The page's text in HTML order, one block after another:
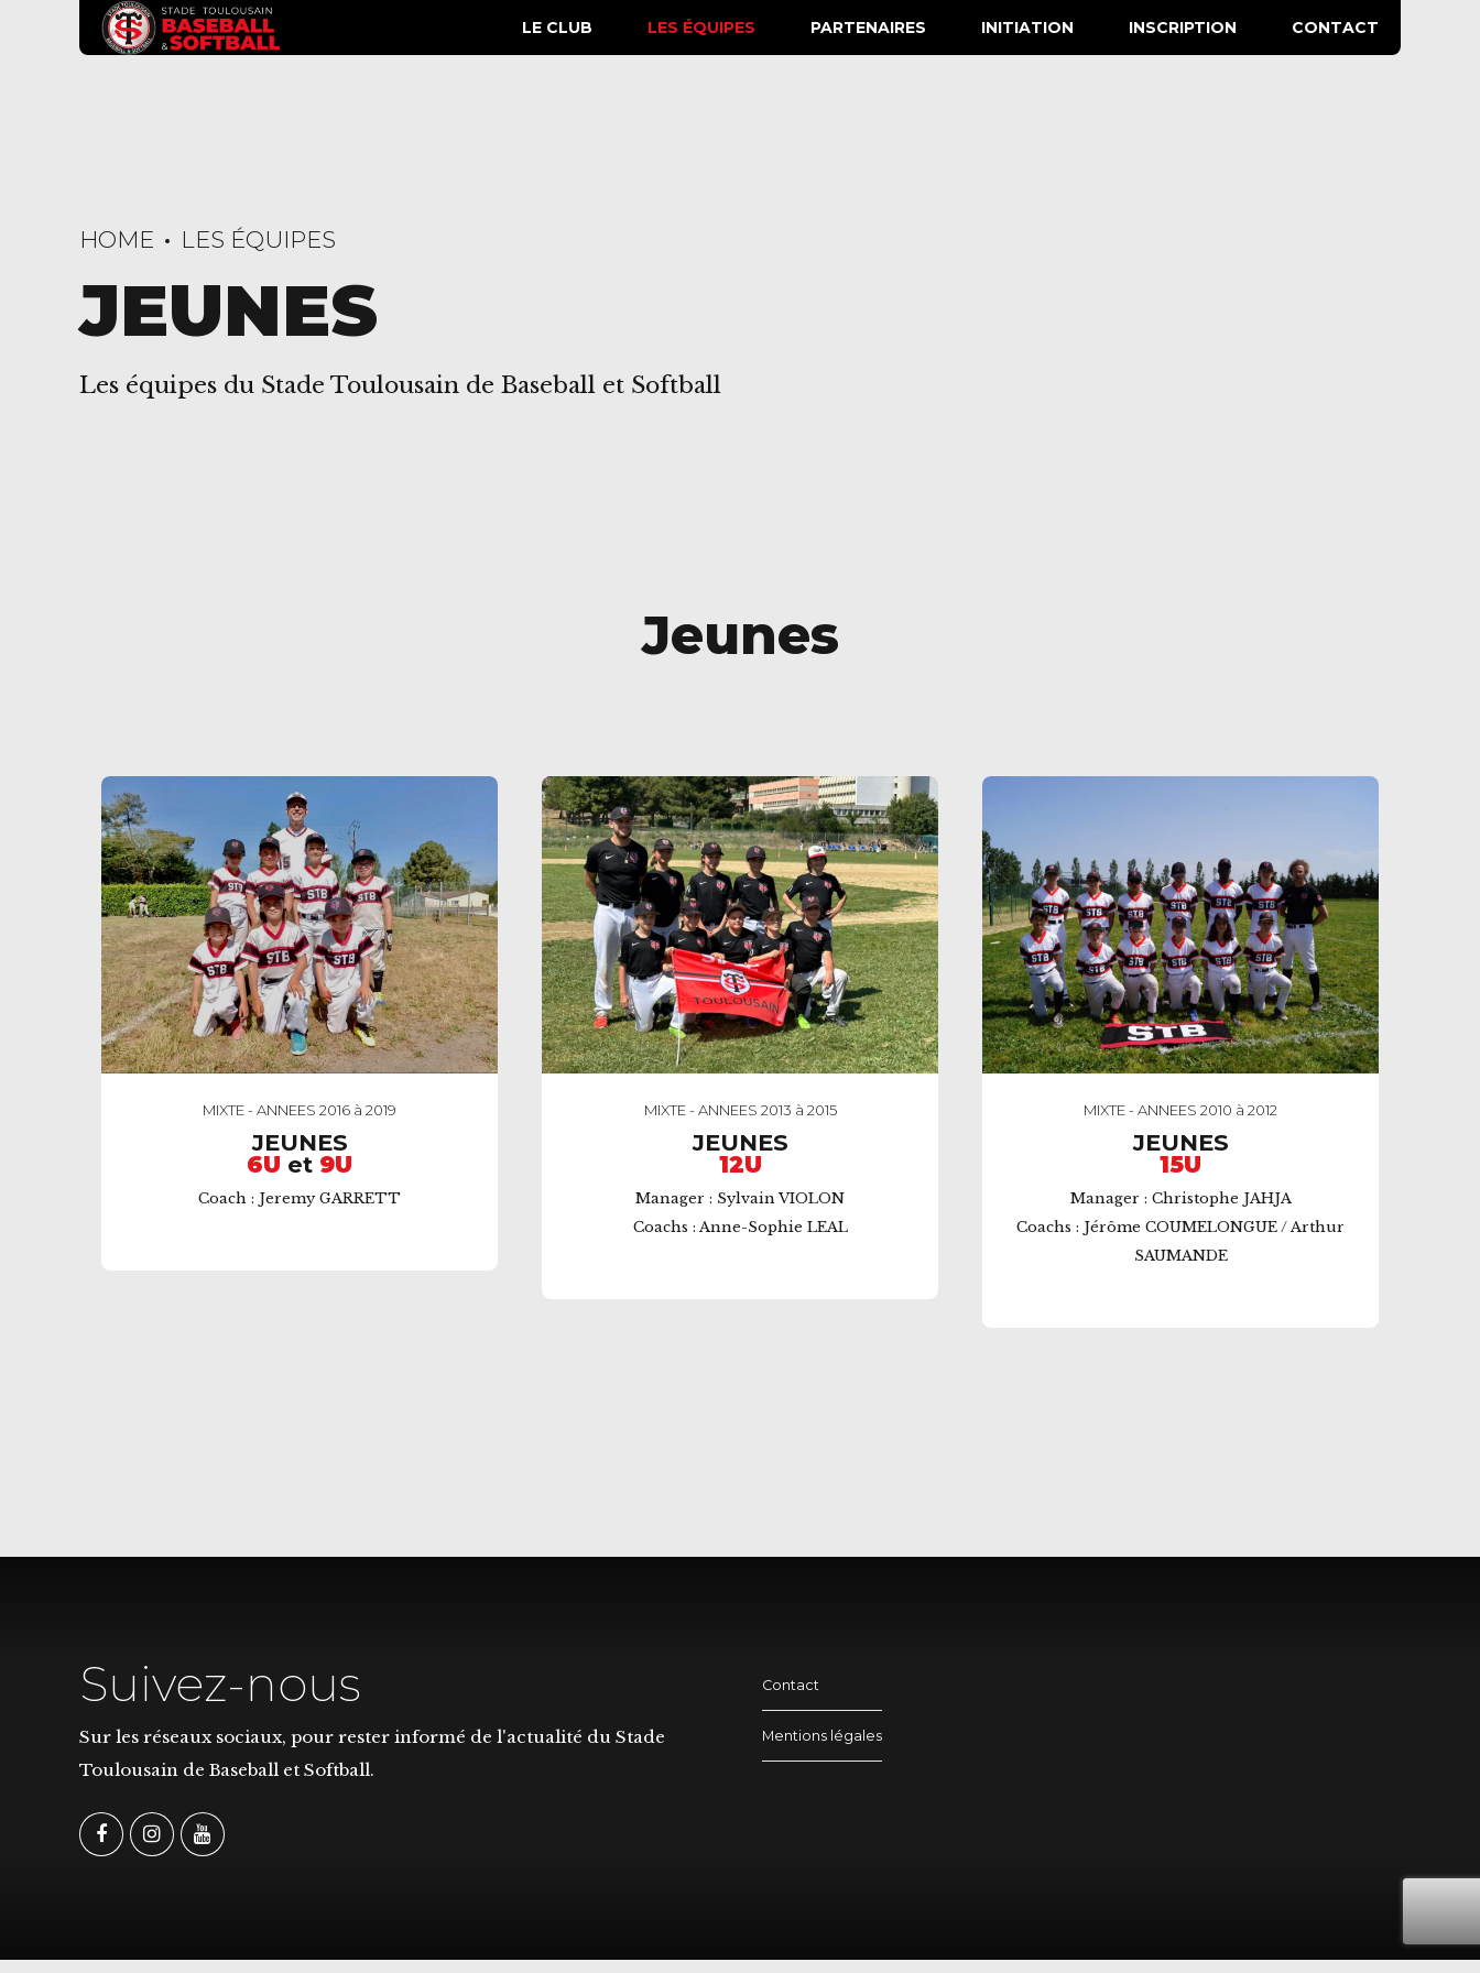
LE CLUB LES ÉQUIPES PARTENAIRES INITIATION INSCRIPTION CONTACT
HOME LES ÉQUIPES
JEUNES
Les équipes du Stade Toulousain de Baseball et Softball
Jeunes
MIXTE - ANNEES 2016 à 2019
JEUNES
6U et 9U
Coach : Jeremy GARRETT
MIXTE - ANNEES 2013 à 2015
JEUNES
12U
Manager : Sylvain VIOLON
Coachs : Anne-Sophie LEAL
MIXTE - ANNEES 2010 à 2012
JEUNES
15U
Manager : Christophe JAHJA
Coachs : Jérôme COUMELONGUE / Arthur
SAUMANDE
Suivez-nous
Sur les réseaux sociaux, pour rester informé de l'actualité du Stade
Toulousain de Baseball et Softball.
Contact
Mentions légales